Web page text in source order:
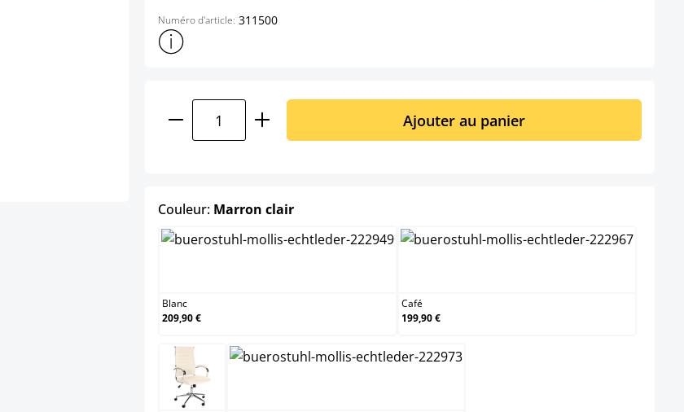
Numéro d'article: 311500
Afficher plus d'informations sur le produit
Quantité de produit : Entrez la quantité souhaitée ou
Ajouter au panier
Couleur: Marron clairselect
Blanc
209,90 €
Café
199,90 €
Crème